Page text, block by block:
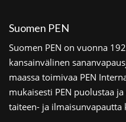
Suomen PEN
Suomen PEN on vuonna
kansainvälinen
maassa toimivaa PEN
mukaisesti PEN puolustaa
taiteen- ja ilmaisunvapautta